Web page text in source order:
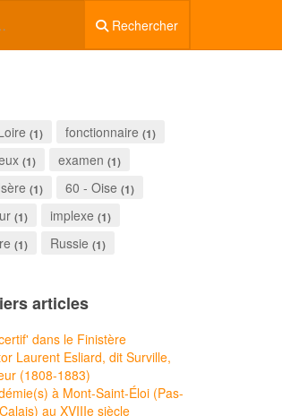
Rechercher
(1) fonctionnaire (1)
(1) examen (1)
(1) 60 - Oise (1)
(1) implexe (1)
(1) Russie (1)
articles
dans le Finistère
Laurent Esliard, dit Surville,
(1808-1883)
à Mont-Saint-Éloi (Pas-
au XVIIIe siècle